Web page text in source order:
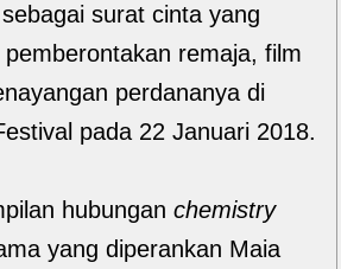
surat cinta yang
remaja, film
perdananya di
pada 22 Januari 2018.
hubungan chemistry
yang diperankan Maia